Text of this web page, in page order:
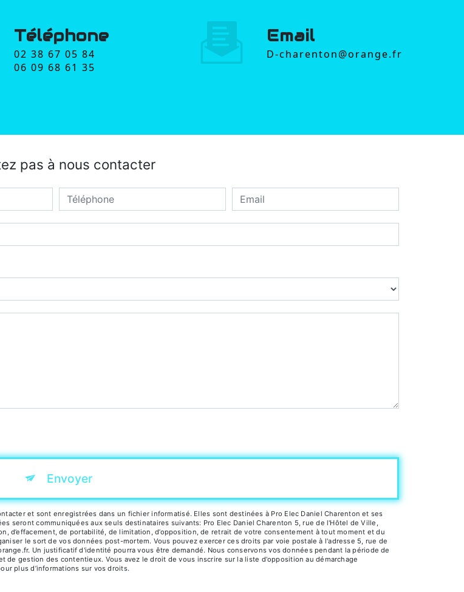
Téléphone
02 38 67 05 84
06 09 68 61 35
Email
d-charenton@orange.fr
pas à nous contacter
Envoyer
et sont enregistrées dans un fichier informatisé. Elles sont destinées à Pro Elec Daniel Charenton et ses
seront communiquées aux seuls destinataires suivants: Pro Elec Daniel Charenton 5, rue de l'Hôtel de Ville,
d’effacement, de portabilité, de limitation, d’opposition, de retrait de votre consentement à tout moment et du
le sort de vos données post-mortem. Vous pouvez exercer ces droits par voie postale à l'adresse 5, rue de
Un justificatif d'identité pourra vous être demandé. Nous conservons vos données pendant la période de
gestion des contentieux. Vous avez le droit de vous inscrire sur la liste d'opposition au démarchage
plus d’informations sur vos droits.